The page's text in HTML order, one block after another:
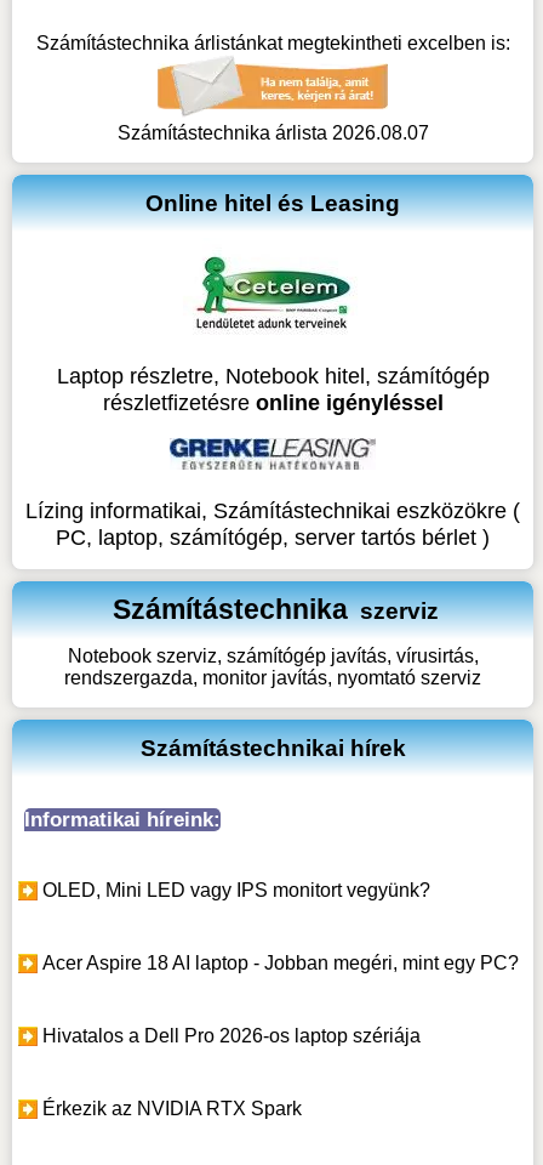
Számítástechnika árlistánkat megtekintheti excelben is:
Számítástechnika árlista 2026.08.07
Online hitel és Leasing
Laptop részletre, Notebook hitel, számítógép
részletfizetésre online igényléssel
Lízing informatikai, Számítástechnikai eszközökre (
PC, laptop, számítógép, server tartós bérlet )
Számítástechnika szerviz
Notebook szerviz, számítógép javítás, vírusirtás,
rendszergazda, monitor javítás, nyomtató szerviz
Számítástechnikai hírek
Informatikai híreink:
OLED, Mini LED vagy IPS monitort vegyünk?
Acer Aspire 18 AI laptop - Jobban megéri, mint egy PC?
Hivatalos a Dell Pro 2026-os laptop szériája
Érkezik az NVIDIA RTX Spark